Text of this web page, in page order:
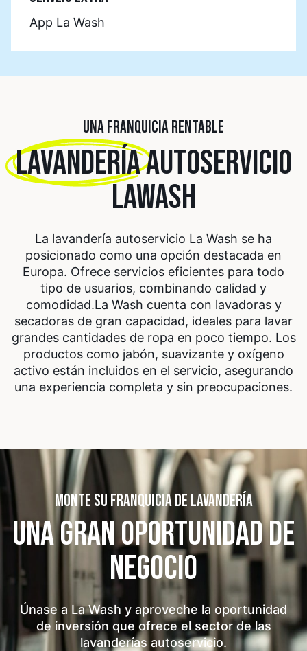
App La Wash
UNA FRANQUICIA RENTABLE
LAVANDERÍAAUTOSERVICIO
LAWASH
La lavandería autoservicio La Wash se ha
posicionado como una opción destacada en
Europa. Ofrece servicios eficientes para todo
tipo de usuarios, combinando calidad y
comodidad.La Wash cuenta con lavadoras y
secadoras de gran capacidad, ideales para lavar
grandes cantidades de ropa en poco tiempo. Los
productos como jabón, suavizante y oxígeno
activo están incluidos en el servicio, asegurando
una experiencia completa y sin preocupaciones.
MONTE SU FRANQUICIA DE LAVANDERÍA
UNA GRAN OPORTUNIDADDE
NEGOCIO
Únase a La Wash y aproveche la oportunidad
de inversión que ofrece el sector de las
lavanderías autoservicio.